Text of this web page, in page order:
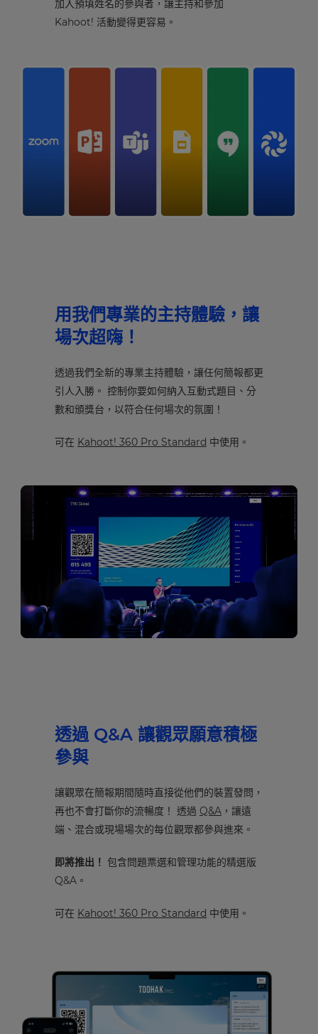
加入預填姓名的參與者，讓主持和參加
Kahoot! 活動變得更容易。
用我們專業的主持體驗，讓
場次超嗨！
透過我們全新的專業主持體驗，讓任何簡報都更
引人入勝。 控制你要如何納入互動式題目、分
數和頒獎台，以符合任何場次的氛圍！
可在 Kahoot! 360 Pro Standard 中使用。
透過 Q&A 讓觀眾願意積極
參與
讓觀眾在簡報期間隨時直接從他們的裝置發問，
再也不會打斷你的流暢度！ 透過 Q&A ，讓遠
端、混合或現場場次的每位觀眾都參與進來。
即將推出！ 包含問題票選和管理功能的精選版
Q&A。
可在 Kahoot! 360 Pro Standard 中使用。